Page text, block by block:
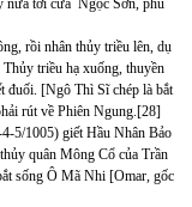
nữa tới cửa Ngọc Sơn, phủ
rồi nhân thủy triều lên, dụ
triều hạ xuống, thuyền
đuối. [Ngô Thì Sĩ chép là bắt
rút về Phiên Ngung.[28]
5/1005) giết Hầu Nhân Bảo
quân Mông Cổ của Trần
sống Ô Mã Nhi [Omar, gốc